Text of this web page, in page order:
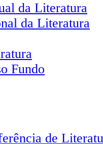
da Literatura
da Literatura
Fundo
de